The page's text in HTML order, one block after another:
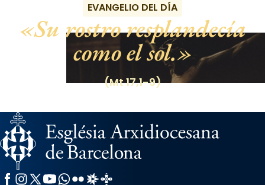
EVANGELIO DEL DÍA
Su rostro resplandecía
como el sol.
(Mt 17,1-9)
Facebook
Instagram
X / Twitter
YouTube
WhatsApp
FlickrRadio Estel
Catalunya Cristiana